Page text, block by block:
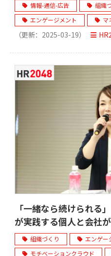
情報-通信-広告
組織
エンゲージメント
マ
モチベーションクラウド
（更新： 2025-03-19）
「一緒なら続けられる
が実践する個人と会社
り
組織づくり エンゲー
モチベーションクラウド